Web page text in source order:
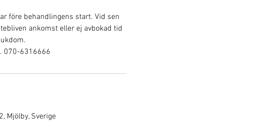
före behandlingens start. Vid sen
ankomst eller ej avbokad tid
070-6316666
Mjölby, Sverige